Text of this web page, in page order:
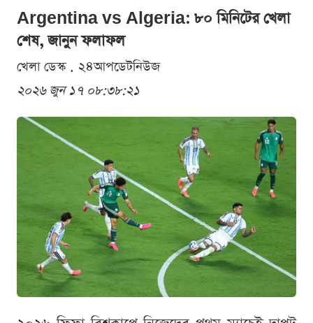
Argentina vs Algeria: ৮০ মিনিটের খেলা
শেষ, জানুন ফলাফল
খেলা ডেস্ক . ২৪আপডেটনিউজ
২০২৬ জুন ১৭ ০৮:৩৮:২১